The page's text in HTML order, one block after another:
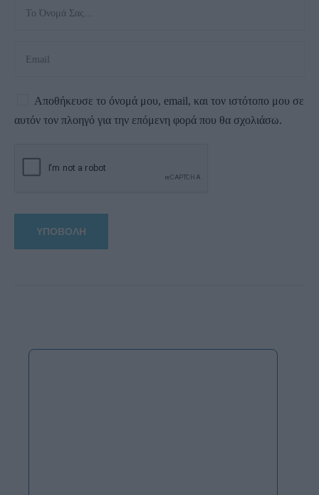
Αποθήκευσε το όνομά μου, email, και τον ιστότοπο μου σε
αυτόν τον πλοηγό για την επόμενη φορά που θα σχολιάσω.